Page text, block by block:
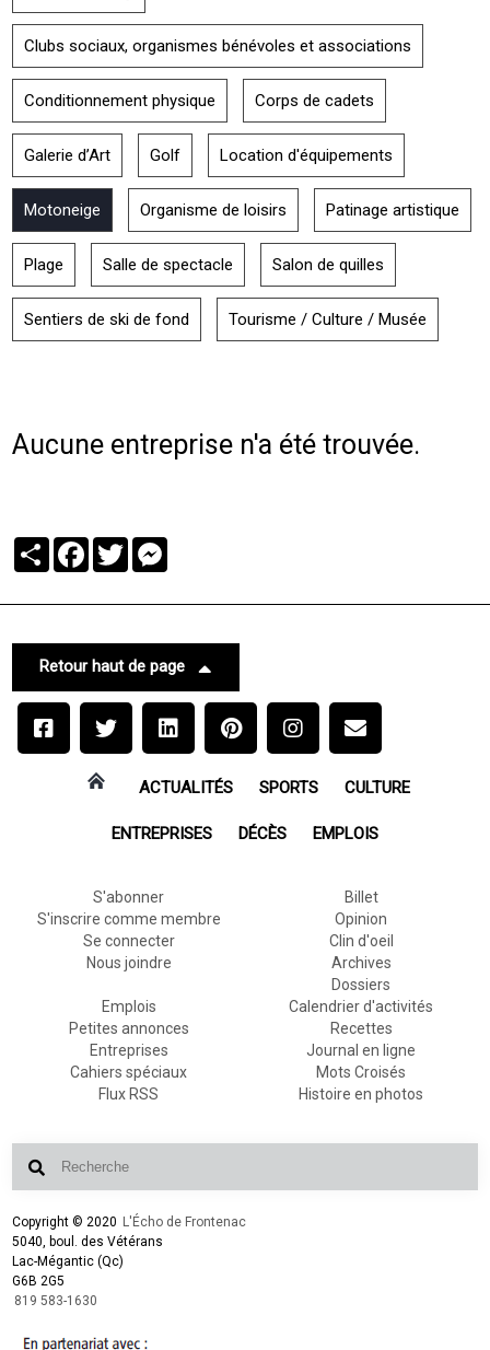
Clubs sociaux, organismes bénévoles et associations
Conditionnement physique Corps de cadets
Galerie d’Art Golf Location d'équipements
Motoneige Organisme de loisirs Patinage artistique
Plage Salle de spectacle Salon de quilles
Sentiers de ski de fond Tourisme / Culture / Musée
Aucune entreprise n'a été trouvée.
PartagerFacebook
Twitter
Retour haut de page
ACTUALITÉS SPORTS CULTURE
ENTREPRISES DÉCÈS EMPLOIS
S'abonner
S'inscrire comme membre
Se connecter
Nous joindre
Billet
Opinion
Clin d'oeil
Archives
Dossiers
Emplois
Petites annonces
Entreprises
Cahiers spéciaux
Flux RSS
Calendrier d'activités
Recettes
Journal en ligne
Mots Croisés
Histoire en photos
Copyright © 2020 L'Écho de Frontenac
5040, boul. des Vétérans
Lac-Mégantic (Qc)
G6B 2G5
819 583-1630